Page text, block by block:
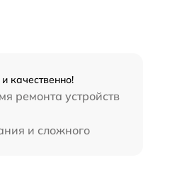
качественно!
ремонта устройств
и сложного